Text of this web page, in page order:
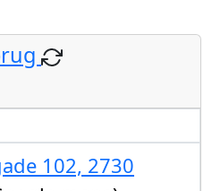
102, 2730